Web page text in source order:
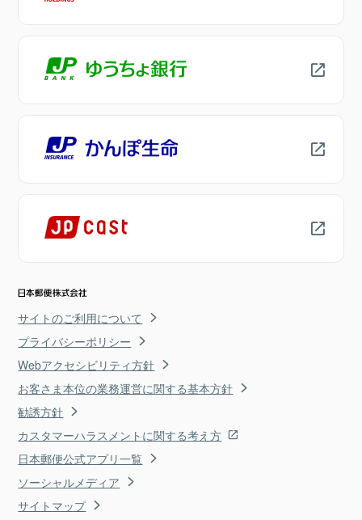
サイトのご利用について
プライバシーポリシー
Webアクセシビリティ方針
お客さま本位の業務運営に関する基本方針
勧誘方針
カスタマーハラスメントに関する考え方
日本郵便公式アプリ一覧
ソーシャルメディア
サイトマップ